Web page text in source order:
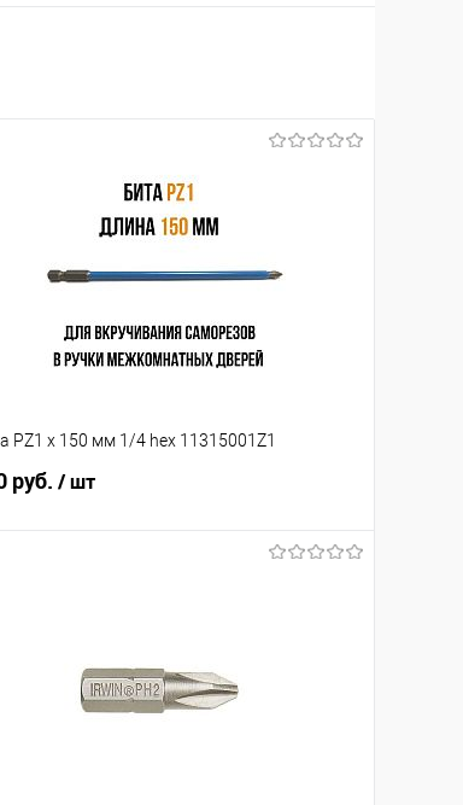
PZ1 x 150 мм 1/4 hex 11315001Z1
руб. / шт
В наличии